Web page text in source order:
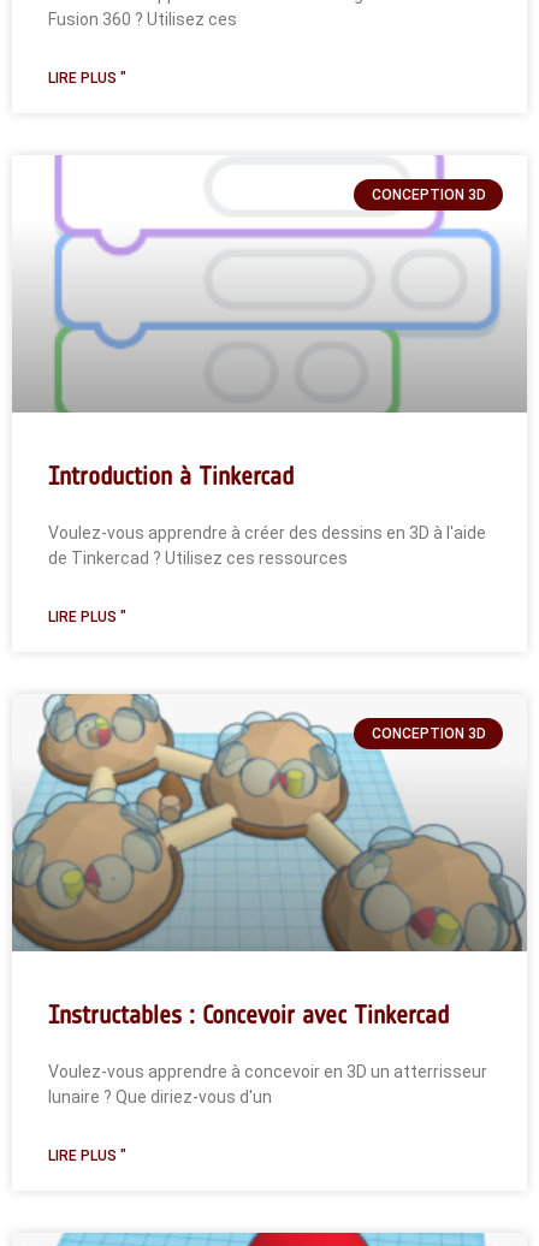
Fusion 360 ? Utilisez ces
LIRE PLUS "
CONCEPTION 3D
Introduction à Tinkercad
Voulez-vous apprendre à créer des dessins en 3D à l'aide
de Tinkercad ? Utilisez ces ressources
LIRE PLUS "
CONCEPTION 3D
Instructables : Concevoir avec Tinkercad
Voulez-vous apprendre à concevoir en 3D un atterrisseur
lunaire ? Que diriez-vous d'un
LIRE PLUS "